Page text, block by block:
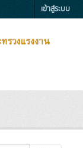
เข้าสู่ระบบ